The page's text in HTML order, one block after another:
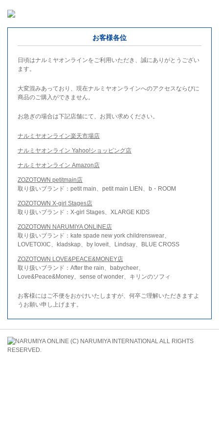
お客様各位
日頃はナルミヤオンラインをご利用いただき、誠にありがとうござい
ます。
大変混みあっており、現在ナルミヤオンラインへのアクセスならびに
商品のご購入ができません。
お急ぎの場合は下記店舗にて、お買い求めください。
ナルミヤオンライン楽天市場店
ナルミヤオンライン Yahoo!ショッピング店
ナルミヤオンライン Amazon店
ZOZOTOWN petitmain店
取り扱いブランド：petit main、petit main LIEN、b・ROOM
ZOZOTOWN X-girl Stages店
取り扱いブランド：X-girl Stages、XLARGE KIDS
ZOZOTOWN NARUMIYA ONLINE店
取り扱いブランド：kate spade new york childrenswear、
LOVETOXIC、kladskap、by loveit、Lindsay、BLUE CROSS
ZOZOTOWN LOVE&PEACE&MONEY店
取り扱いブランド：After the rain、babycheer、
Love&Peace&Money、sense of wonder、キリンのソフィ
お客様にはご不便をおかけいたしますが、何卒ご理解いただきますよ
うお願い申し上げます。